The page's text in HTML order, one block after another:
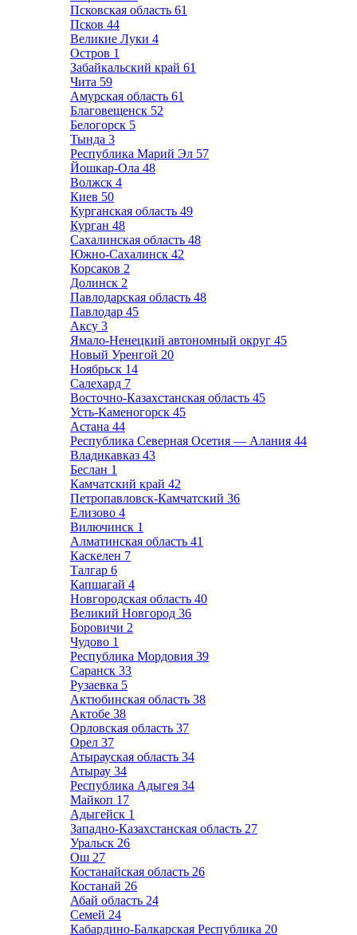
Псковская область 61
Псков 44
Великие Луки 4
Остров 1
Забайкальский край 61
Чита 59
Амурская область 61
Благовещенск 52
Белогорск 5
Тында 3
Республика Марий Эл 57
Йошкар-Ола 48
Волжск 4
Киев 50
Курганская область 49
Курган 48
Сахалинская область 48
Южно-Сахалинск 42
Корсаков 2
Долинск 2
Павлодарская область 48
Павлодар 45
Аксу 3
Ямало-Ненецкий автономный округ 45
Новый Уренгой 20
Ноябрьск 14
Салехард 7
Восточно-Казахстанская область 45
Усть-Каменогорск 45
Астана 44
Республика Северная Осетия — Алания 44
Владикавказ 43
Беслан 1
Камчатский край 42
Петропавловск-Камчатский 36
Елизово 4
Вилючинск 1
Алматинская область 41
Каскелен 7
Талгар 6
Капшагай 4
Новгородская область 40
Великий Новгород 36
Боровичи 2
Чудово 1
Республика Мордовия 39
Саранск 33
Рузаевка 5
Актюбинская область 38
Актобе 38
Орловская область 37
Орел 37
Атырауская область 34
Атырау 34
Республика Адыгея 34
Майкоп 17
Адыгейск 1
Западно-Казахстанская область 27
Уральск 26
Ош 27
Костанайская область 26
Костанай 26
Абай область 24
Семей 24
Кабардино-Балкарская Республика 20